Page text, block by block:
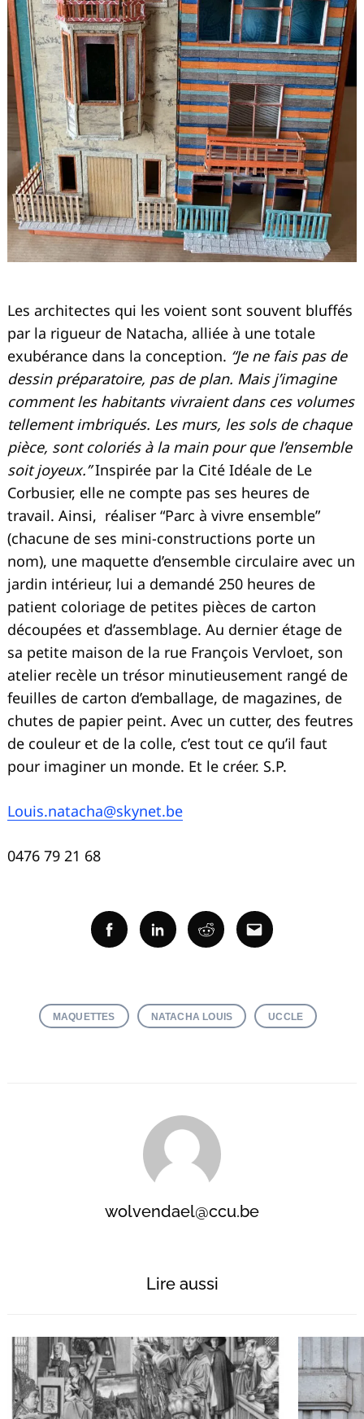
Les architectes qui les voient sont souvent bluffés
par la rigueur de Natacha, alliée à une totale
exubérance dans la conception. “Je ne fais pas de
dessin préparatoire, pas de plan. Mais j’imagine
comment les habitants vivraient dans ces volumes
tellement imbriqués. Les murs, les sols de chaque
pièce, sont coloriés à la main pour que l’ensemble
soit joyeux.”Inspirée par la Cité Idéale de Le
Corbusier, elle ne compte pas ses heures de
travail. Ainsi, réaliser “Parc à vivre ensemble”
(chacune de ses mini-constructions porte un
nom), une maquette d’ensemble circulaire avec un
jardin intérieur, lui a demandé 250 heures de
patient coloriage de petites pièces de carton
découpées et d’assemblage. Au dernier étage de
sa petite maison de la rue François Vervloet, son
atelier recèle un trésor minutieusement rangé de
feuilles de carton d’emballage, de magazines, de
chutes de papier peint. Avec un cutter, des feutres
de couleur et de la colle, c’est tout ce qu’il faut
pour imaginer un monde. Et le créer. S.P.
Louis.natacha@skynet.be
0476 79 21 68
FacebookLinkedinRedditEmail
MAQUETTES NATACHA LOUIS UCCLE
wolvendael@ccu.be
Lire aussi